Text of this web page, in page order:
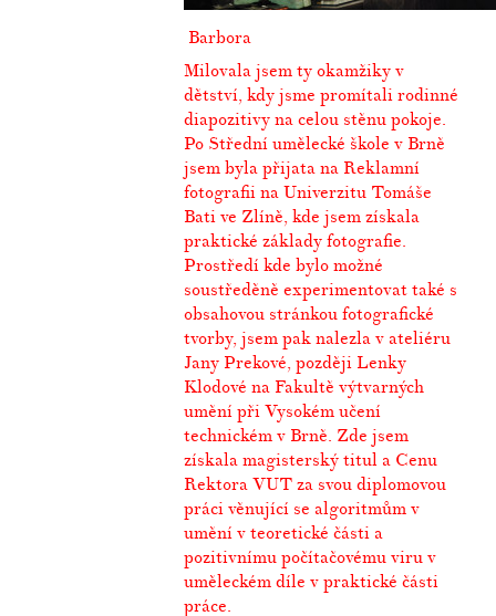
Barbora
Milovala jsem ty okamžiky v
dětství, kdy jsme promítali rodinné
diapozitivy na celou stěnu pokoje.
Po Střední umělecké škole v Brně
jsem byla přijata na Reklamní
fotografii na Univerzitu Tomáše
Bati ve Zlíně, kde jsem získala
praktické základy fotografie.
Prostředí kde bylo možné
soustředěně experimentovat také s
obsahovou stránkou fotografické
tvorby, jsem pak nalezla v ateliéru
Jany Prekové, později Lenky
Klodové na Fakultě výtvarných
umění při Vysokém učení
technickém v Brně. Zde jsem
získala magisterský titul a Cenu
Rektora VUT za svou diplomovou
práci věnující se algoritmům v
umění v teoretické části a
pozitivnímu počítačovému viru v
uměleckém díle v praktické části
práce.